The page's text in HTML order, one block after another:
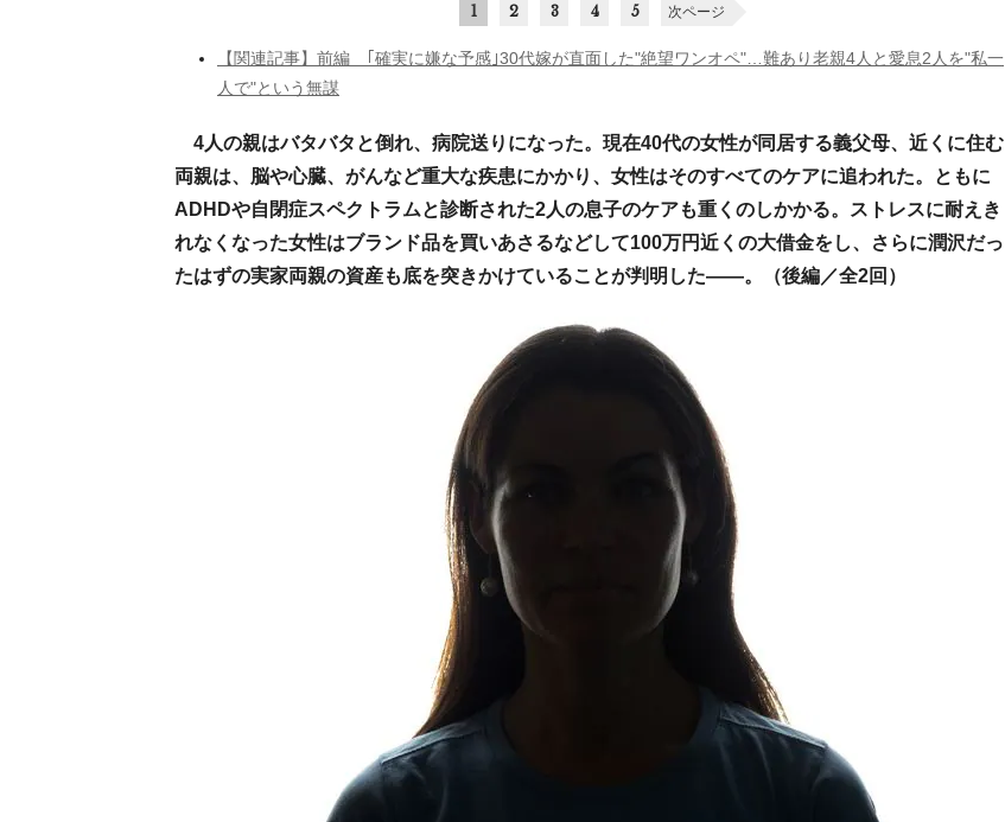
1 2 3 4 5 次ページ
【関連記事】前編 ｢確実に嫌な予感｣30代嫁が直面した"絶望ワンオペ"…難あり老親4人と愛息2人を"私一
人で"という無謀
4人の親はバタバタと倒れ、病院送りになった。現在40代の女性が同居する義父母、近くに住む
両親は、脳や心臓、がんなど重大な疾患にかかり、女性はそのすべてのケアに追われた。ともに
ADHDや自閉症スペクトラムと診断された2人の息子のケアも重くのしかかる。ストレスに耐えき
れなくなった女性はブランド品を買いあさるなどして100万円近くの大借金をし、さらに潤沢だっ
たはずの実家両親の資産も底を突きかけていることが判明した――。（後編／全2回）